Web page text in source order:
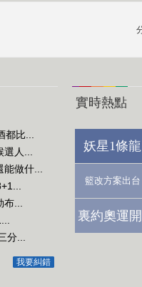
比...
人...
做什...
...
分...
我要糾錯
實時熱點
妖星1條
籃改方案出台
裏約奧運